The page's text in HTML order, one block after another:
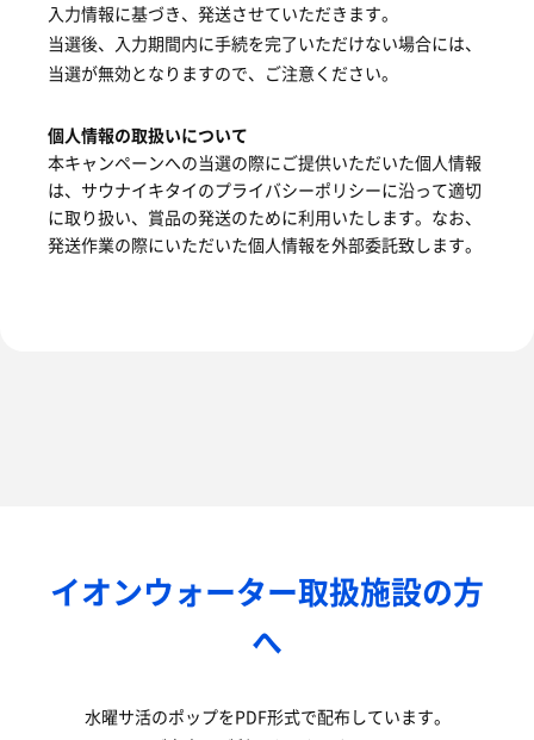
入力情報に基づき、発送させていただきます。
当選後、入力期間内に手続を完了いただけない場合には、
当選が無効となりますので、ご注意ください。
個人情報の取扱いについて
本キャンペーンへの当選の際にご提供いただいた個人情報
は、サウナイキタイのプライバシーポリシーに沿って適切
に取り扱い、賞品の発送のために利用いたします。なお、
発送作業の際にいただいた個人情報を外部委託致します。
イオンウォーター取扱施設の方
へ
水曜サ活のポップをPDF形式で配布しています。